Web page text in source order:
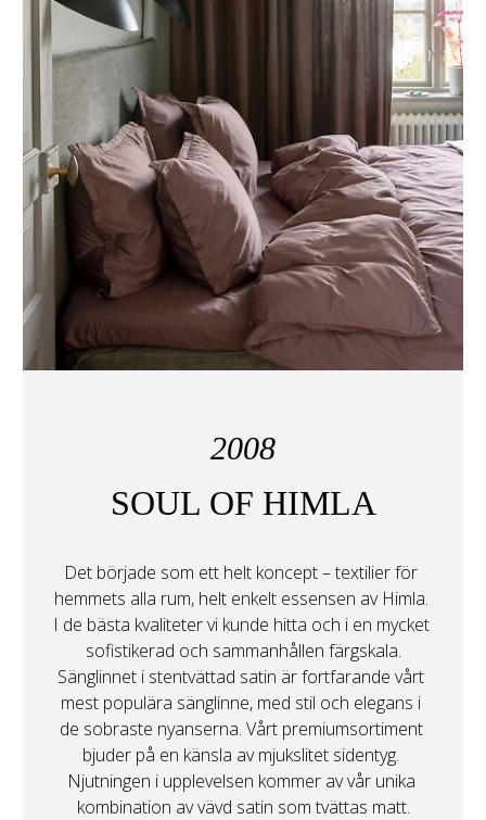
2008
SOUL OF HIMLA
Det började som ett helt koncept – textilier för
hemmets alla rum, helt enkelt essensen av Himla.
I de bästa kvaliteter vi kunde hitta och i en mycket
sofistikerad och sammanhållen färgskala.
Sänglinnet i stentvättad satin är fortfarande vårt
mest populära sänglinne, med stil och elegans i
de sobraste nyanserna. Vårt premiumsortiment
bjuder på en känsla av mjukslitet sidentyg.
Njutningen i upplevelsen kommer av vår unika
kombination av vävd satin som tvättas matt.